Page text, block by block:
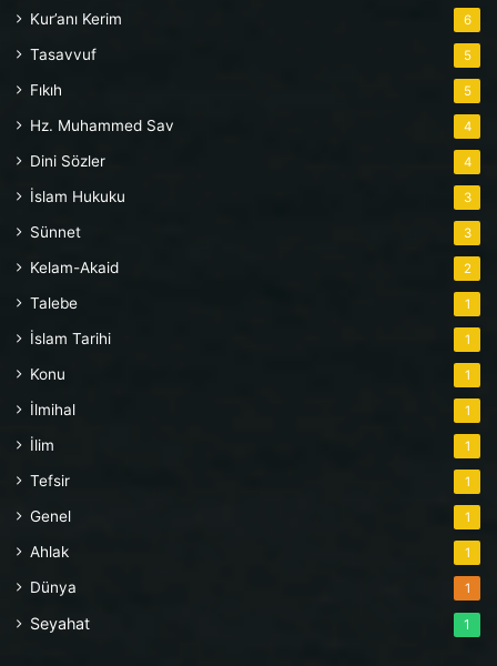
Kur’anı Kerim 6
Tasavvuf 5
Fıkıh 5
Hz. Muhammed Sav 4
Dini Sözler 4
İslam Hukuku 3
Sünnet 3
Kelam-Akaid 2
Talebe 1
İslam Tarihi 1
Konu 1
İlmihal 1
İlim 1
Tefsir 1
Genel 1
Ahlak 1
Dünya 1
Seyahat 1